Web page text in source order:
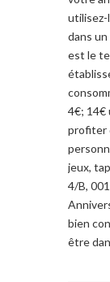
utilisez-
dans
est le
4€; 14€
profiter
jeux,
4/B,
bien
être